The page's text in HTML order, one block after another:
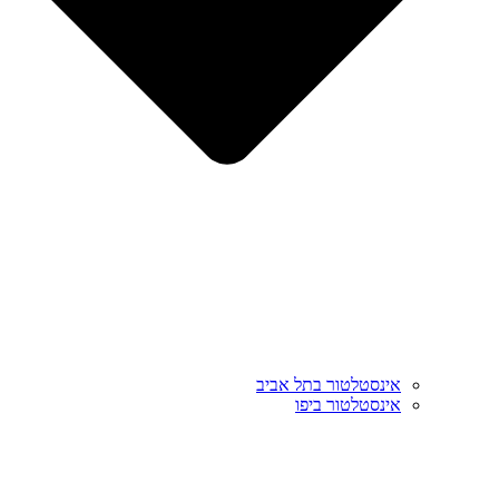
אינסטלטור בתל אביב
אינסטלטור ביפו